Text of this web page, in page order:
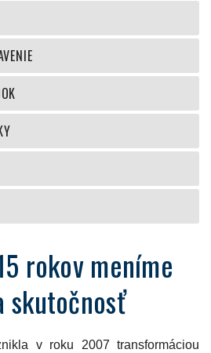
rokov meníme
skutočnosť
v roku 2007 transformáciou